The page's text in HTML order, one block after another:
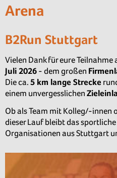
Arena
B2Run Stuttgart
Vielen Dank für eure
Juli 2026 - dem großen
Die ca. 5 km lange Strecke
einem unvergesslichen
Ob als Team mit Kolleg/-innen
dieser Lauf bleibt das
Organisationen aus Stuttgart